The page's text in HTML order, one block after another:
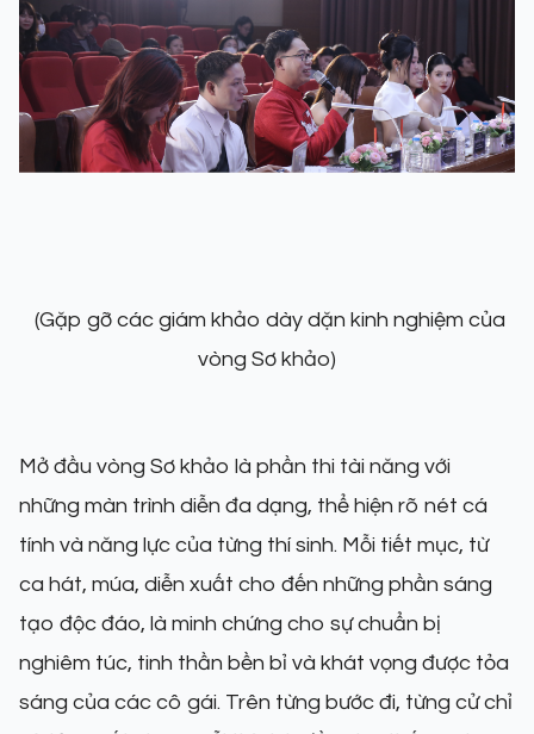
(Gặp gỡ các giám khảo dày dặn kinh nghiệm của
vòng Sơ khảo)
Mở đầu vòng Sơ khảo là phần thi tài năng với
những màn trình diễn đa dạng, thể hiện rõ nét cá
tính và năng lực của từng thí sinh. Mỗi tiết mục, từ
ca hát, múa, diễn xuất cho đến những phần sáng
tạo độc đáo, là minh chứng cho sự chuẩn bị
nghiêm túc, tinh thần bền bỉ và khát vọng được tỏa
sáng của các cô gái. Trên từng bước đi, từng cử chỉ